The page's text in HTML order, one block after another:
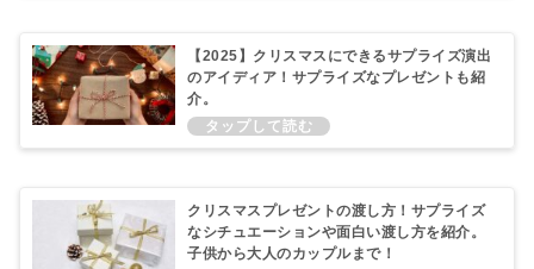
【2025】クリスマスにできるサプライズ演出
のアイディア！サプライズなプレゼントも紹
介。
クリスマスプレゼントの渡し方！サプライズ
なシチュエーションや面白い渡し方を紹介。
子供から大人のカップルまで！